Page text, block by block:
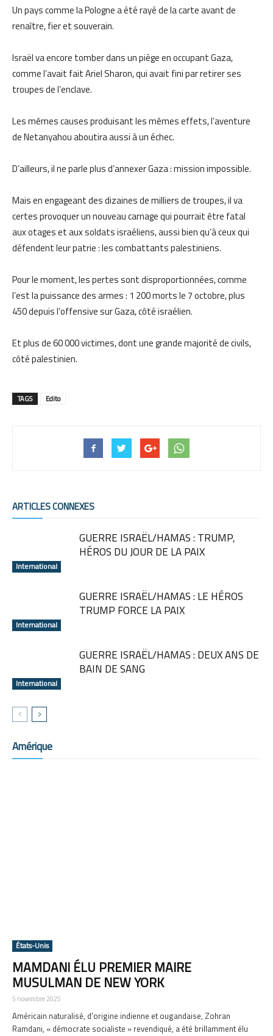
Un pays comme la Pologne a été rayé de la carte avant de
renaître, fier et souverain.
Israël va encore tomber dans un piège en occupant Gaza,
comme l’avait fait Ariel Sharon, qui avait fini par retirer ses
troupes de l’enclave.
Les mêmes causes produisant les mêmes effets, l’aventure
de Netanyahou aboutira aussi à un échec.
D’ailleurs, il ne parle plus d’annexer Gaza : mission impossible.
Mais en engageant des dizaines de milliers de troupes, il va
certes provoquer un nouveau carnage qui pourrait être fatal
aux otages et aux soldats israéliens, aussi bien qu’à ceux qui
défendent leur patrie : les combattants palestiniens.
Pour le moment, les pertes sont disproportionnées, comme
l’est la puissance des armes : 1 200 morts le 7 octobre, plus
450 depuis l’offensive sur Gaza, côté israélien.
Et plus de 60 000 victimes, dont une grande majorité de civils,
côté palestinien.
TAGS Edito
ARTICLES CONNEXES
International
GUERRE ISRAËL/HAMAS : TRUMP,
HÉROS DU JOUR DE LA PAIX
International
GUERRE ISRAËL/HAMAS : LE HÉROS
TRUMP FORCE LA PAIX
International
GUERRE ISRAËL/HAMAS : DEUX ANS DE
BAIN DE SANG
Amérique
États-Unis
MAMDANI ÉLU PREMIER MAIRE
MUSULMAN DE NEW YORK
5 novembre 2025
Américain naturalisé, d’origine indienne et ougandaise, Zohran
Ramdani, « démocrate socialiste » revendiqué, a été brillamment élu